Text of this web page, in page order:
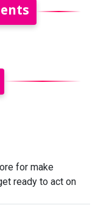
for make
ready to act on